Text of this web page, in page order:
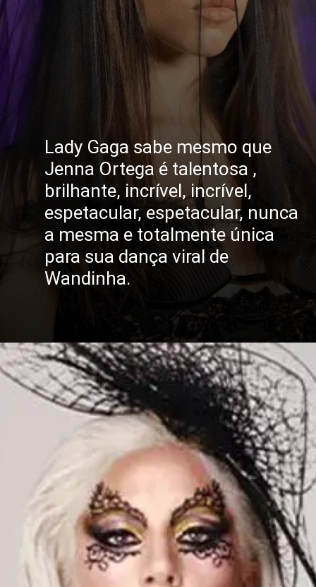
Lady Gaga sabe mesmo que
Jenna Ortega é talentosa ,
brilhante, incrível, incrível,
espetacular, espetacular, nunca
a mesma e totalmente única
para sua dança viral de
Wandinha.